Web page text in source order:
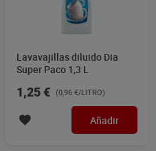
Lavavajillas diluido Dia
Super Paco 1,3 L
1,25 € (0,96 €/LITRO)
Añadir